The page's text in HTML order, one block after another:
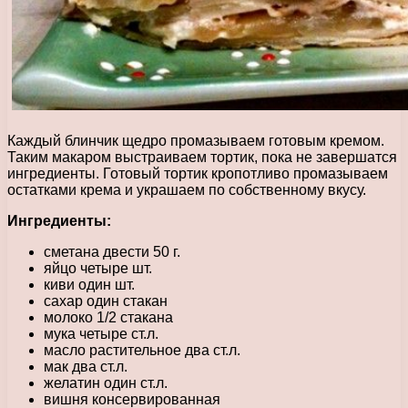
Каждый блинчик щедро промазываем готовым кремом.
Таким макаром выстраиваем тортик, пока не завершатся
ингредиенты. Готовый тортик кропотливо промазываем
остатками крема и украшаем по собственному вкусу.
Ингредиенты:
сметана двести 50 г.
яйцо четыре шт.
киви один шт.
сахар один стакан
молоко 1/2 стакана
мука четыре ст.л.
масло растительное два ст.л.
мак два ст.л.
желатин один ст.л.
вишня консервированная